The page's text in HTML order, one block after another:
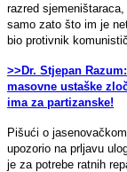
razred
samo zato što im je
bio protivnik
>>Dr. Stjepan
masovne ustaške
ima za partizanske!
Pišući o
upozorio na prljavu
je za potrebe ratnih